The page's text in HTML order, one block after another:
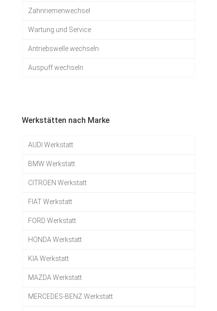
Zahnriemenwechsel
Wartung und Service
Antriebswelle wechseln
Auspuff wechseln
Werkstätten nach Marke
AUDI Werkstatt
BMW Werkstatt
CITROEN Werkstatt
FIAT Werkstatt
FORD Werkstatt
HONDA Werkstatt
KIA Werkstatt
MAZDA Werkstatt
MERCEDES-BENZ Werkstatt